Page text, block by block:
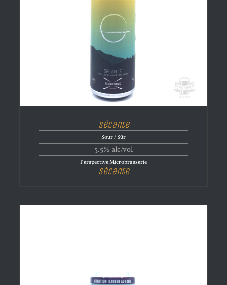
Sécante
Sour / Sûr
5.5% alc/vol
Perspective Microbrasserie
Sécante